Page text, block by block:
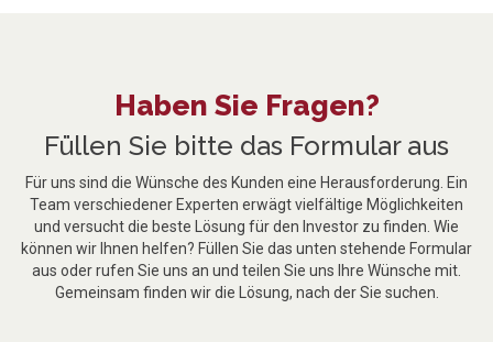
Haben Sie Fragen?
Füllen Sie bitte das Formular aus
Für uns sind die Wünsche des Kunden eine Herausforderung. Ein
Team verschiedener Experten erwägt vielfältige Möglichkeiten
und versucht die beste Lösung für den Investor zu finden. Wie
können wir Ihnen helfen? Füllen Sie das unten stehende Formular
aus oder rufen Sie uns an und teilen Sie uns Ihre Wünsche mit.
Gemeinsam finden wir die Lösung, nach der Sie suchen.